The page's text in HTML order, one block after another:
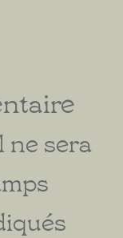
ne sera